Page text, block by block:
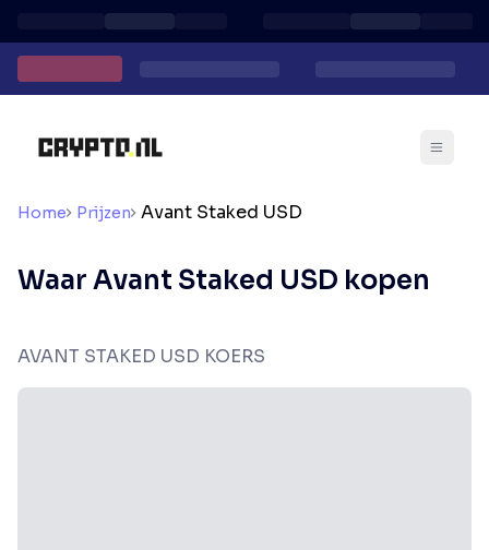
Home Prijzen Avant Staked USD
Waar Avant Staked USD kopen
AVANT STAKED USD KOERS